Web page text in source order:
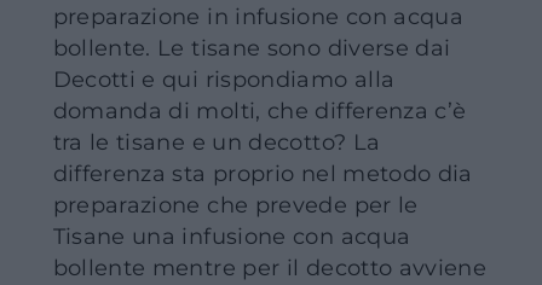
preparazione in infusione con acqua
bollente. Le tisane sono diverse dai
Decotti e qui rispondiamo alla
domanda di molti, che differenza c’è
tra le tisane e un decotto? La
differenza sta proprio nel metodo dia
preparazione che prevede per le
Tisane una infusione con acqua
bollente mentre per il decotto avviene